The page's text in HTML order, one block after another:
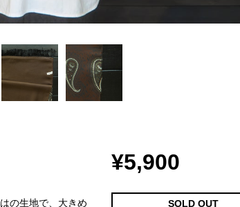
の生地で、大きめ
¥5,900
SOLD OUT